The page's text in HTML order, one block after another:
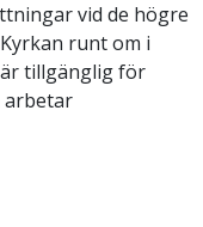
vid de högre
runt om i
tillgänglig för
arbetar